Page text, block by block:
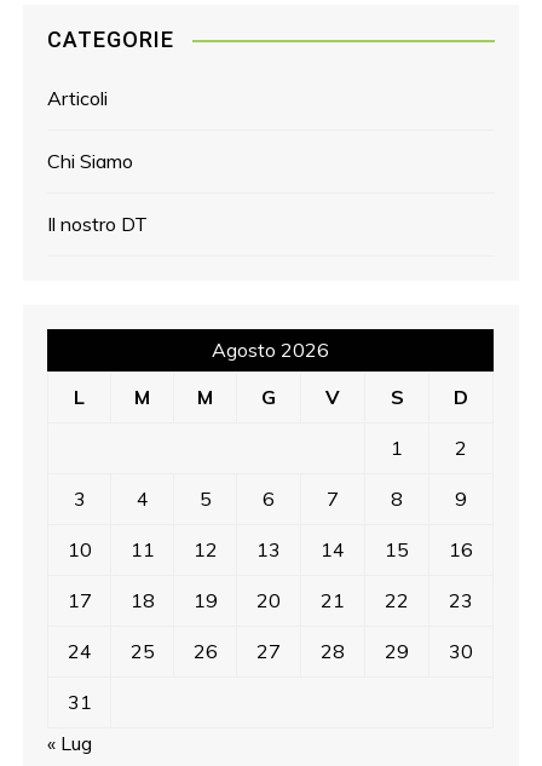
CATEGORIE
Articoli
Chi Siamo
Il nostro DT
Agosto 2026
L
M M G V S D
1 2
3 4 5 6 7 8 9
10 11 12 13 14 15 16
17 18 19 20 21 22 23
24 25 26 27 28 29 30
31
« Lug